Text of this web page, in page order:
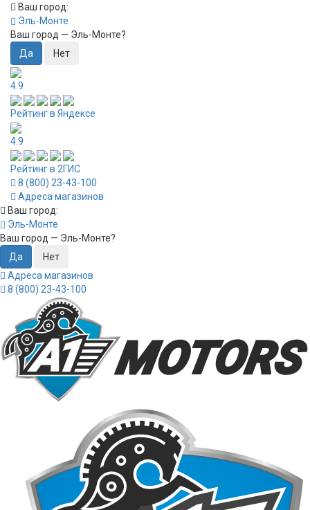
Ваш город:
Эль-Монте
Ваш город — Эль-Монте?
4.9
Рейтинг в Яндексе
4.9
Рейтинг в 2ГИС
8 (800) 23-43-100
Адреса магазинов
Ваш город:
Эль-Монте
Ваш город — Эль-Монте?
Адреса магазинов
8 (800) 23-43-100